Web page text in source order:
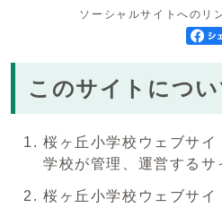
ソーシャルサイトへのリ
このサイトについ
桜ヶ丘小学校ウェブサ
学校が管理、運営するサ
桜ヶ丘小学校ウェブサイ